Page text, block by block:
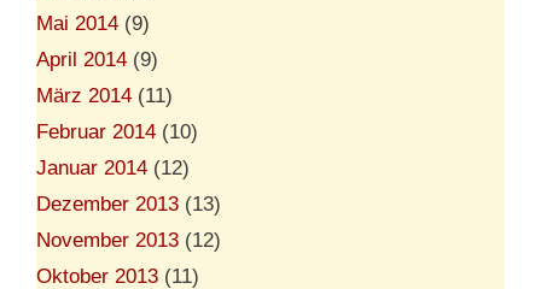
Mai 2014 (9)
April 2014 (9)
März 2014 (11)
Februar 2014 (10)
Januar 2014 (12)
Dezember 2013 (13)
November 2013 (12)
Oktober 2013 (11)